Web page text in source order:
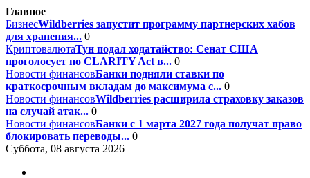
Главное
БизнесWildberries запустит программу партнерских хабов
для хранения... 0
КриптовалютаТун подал ходатайство: Сенат США
проголосует по CLARITY Act в... 0
Новости финансовБанки подняли ставки по
краткосрочным вкладам до максимума с... 0
Новости финансовWildberries расширила страховку заказов
на случай атак... 0
Новости финансовБанки с 1 марта 2027 года получат право
блокировать переводы... 0
Суббота, 08 августа 2026